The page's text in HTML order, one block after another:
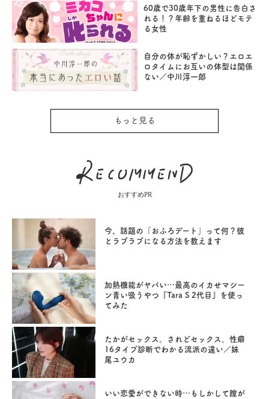
60歳で30歳年下の男性に告白さ
れる！？年齢を重ねるほどモテ
る女性
自分の体が恥ずかしい？エロエ
ロタイムにお互いの体型は関係
ない／中川淳一郎
もっと見る
おすすめPR
今、話題の「おふろデート」って何？彼
とラブラブになる方法を教えます
加熱機能がヤバい…最高のイカせマシー
ン青い吸うやつ『Tara S 2代目』を使っ
てみた
たかがセックス。されどセックス。性癖
16タイプ診断でわかる流派の違い／妹
尾ユウカ
いい恋愛ができない時…もしかして膣が